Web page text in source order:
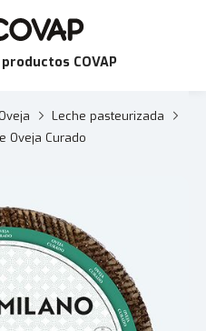
COVAP
Leche pasteurizada
Oveja Curado